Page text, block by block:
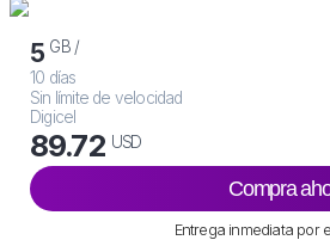
5 GB /
10 días
Sin límite de velocidad
Digicel
89.72 USD
Compra
Entrega inmediata por